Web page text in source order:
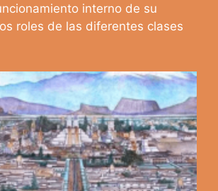
interno de su
roles de las diferentes clases